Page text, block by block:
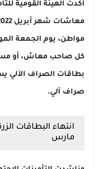
أكدت الهيئة القومية
كل صاحب معاش، أو
بطاقات الصراف
صراف آلي.
مارس